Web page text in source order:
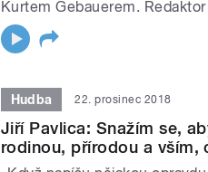
Kurtem Gebauerem.
Hudba 22. prosinec 2018
Jiří Pavlica: Snažím se,
rodinou, přírodou a vším,